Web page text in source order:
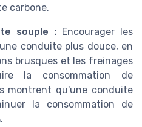
carbone.
souple : Encourager les
conduite plus douce, en
brusques et les freinages
la consommation de
montrent qu'une conduite
la consommation de